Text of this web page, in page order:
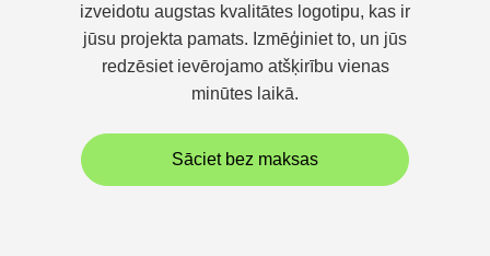
izveidotu augstas kvalitātes logotipu, kas ir
jūsu projekta pamats. Izmēģiniet to, un jūs
redzēsiet ievērojamo atšķirību vienas
minūtes laikā.
Sāciet bez maksas